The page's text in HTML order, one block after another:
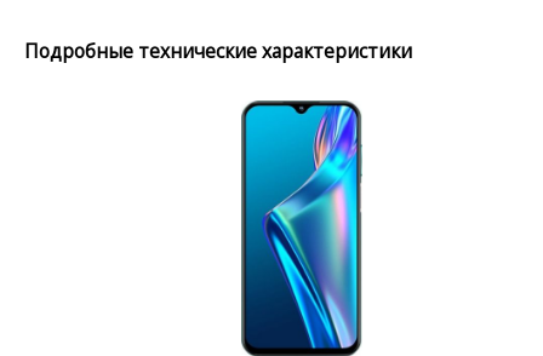
Подробные технические характеристики